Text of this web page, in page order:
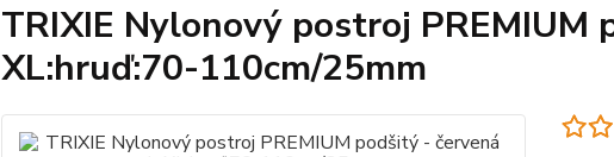
TRIXIE Nylonový postroj PREMIUM
XL:hruď:70-110cm/25mm